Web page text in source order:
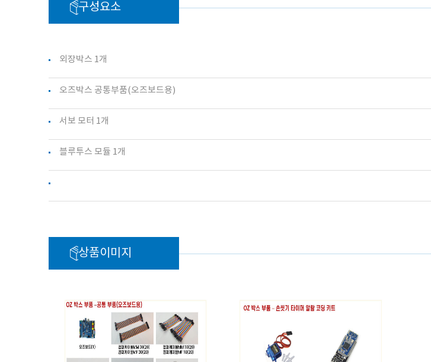
구성요소
외장박스 1개
오즈박스 공통부품(오즈보드용)
서보 모터 1개
블루투스 모듈 1개
상품이미지